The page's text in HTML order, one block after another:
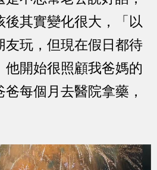
後其實變化很大，「以
友玩，但現在假日都待
他開始很照顧我爸媽的
每個月去醫院拿藥，